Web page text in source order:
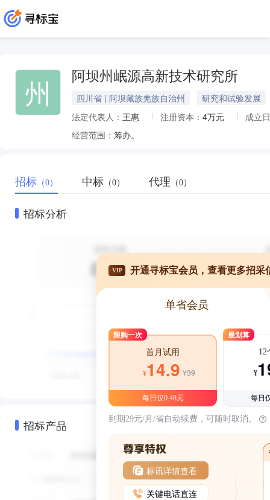
州 阿坝州岷源高新技术研究所
四川省 | 阿坝藏族羌族自治州
研究和试验发展
法定代表人： 王惠 注册资本： 4万元
成立
经营范围： 筹办。
招标 （0） 中标 （0） 代理 （0）
招标分析
招标产品
VIP 开通寻标宝会员，查看更多招采
单省会员
限购一次
首月试用
¥14.9 ¥39
每日仅0.48元
最划算
12
¥
每日
到期29元/月/省自动续费，可随时取消。
标讯详情查看
关键电话直连